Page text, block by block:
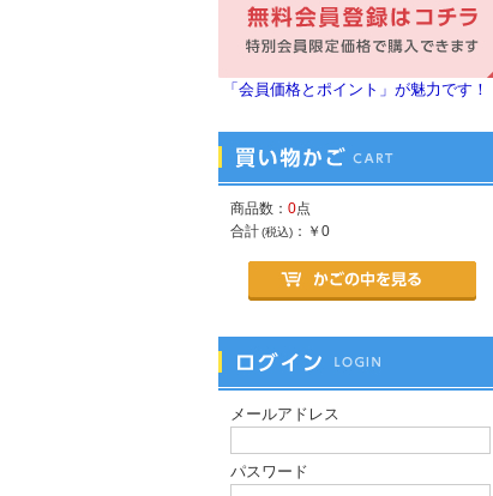
「会員価格とポイント」が魅力です！
商品数： 0点
合計(税込) ： ￥0
メールアドレス
パスワード